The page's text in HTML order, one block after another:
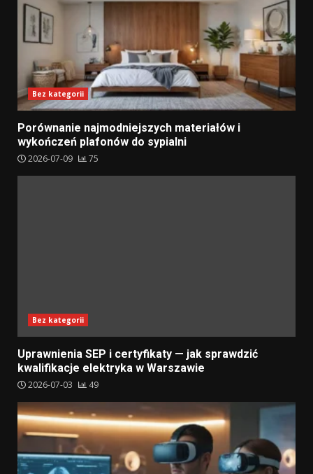
Bez kategorii
Porównanie najmodniejszych materiałów i
wykończeń plafonów do sypialni
2026-07-09 75
Bez kategorii
Uprawnienia SEP i certyfikaty — jak sprawdzić
kwalifikacje elektryka w Warszawie
2026-07-03 49